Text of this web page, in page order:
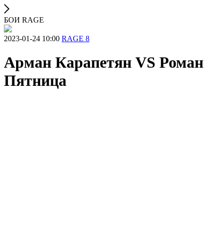
БОИ RAGE
2023-01-24 10:00 RAGE 8
Арман Карапетян VS Роман
Пятница